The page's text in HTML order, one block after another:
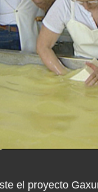
el proyecto